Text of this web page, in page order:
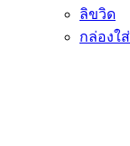
ลิขวิด
กล่องใ